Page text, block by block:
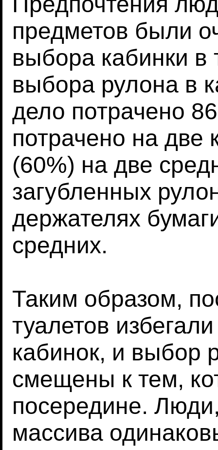
предметов были
выбора кабинки в
выбора рулона в
дело потрачено
потрачено на две
(60%) на две
загубленных
держателях
средних.
Таким образом,
туалетов
кабинок, и выбор
смещены к тем,
посередине.
массива